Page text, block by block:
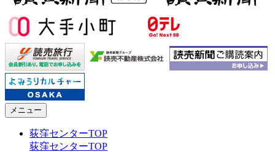
メニュー
荻窪センターTOP
荻窪センターTOP